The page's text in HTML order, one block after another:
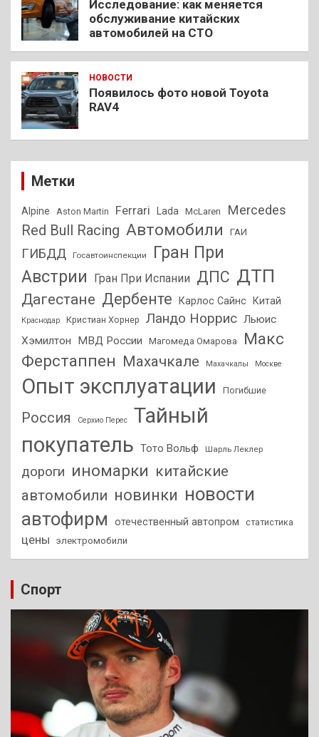
Исследование: как меняется
обслуживание китайских
автомобилей на СТО
НОВОСТИ
Появилось фото новой Toyota
RAV4
Метки
Alpine Aston Martin Ferrari Lada McLaren Mercedes
Red Bull Racing Автомобили ГАИ
ГИБДД Госавтоинспекции
Гран При
Австрии
Гран При Испании ДПС ДТП
Дагестане Дербенте Карлос Сайнс Китай
Краснодар Кристиан Хорнер Ландо Норрис Льюис
Хэмилтон
МВД России Магомеда Омарова
Макс
Ферстаппен Махачкале Махачкалы Москве
Опыт эксплуатации Погибшие
Россия Серхио Перес
Тайный
покупатель Тото Вольф Шарль Леклер
дороги иномарки китайские
автомобили новинки новости
автофирм
отечественный автопром статистика
цены электромобили
Спорт